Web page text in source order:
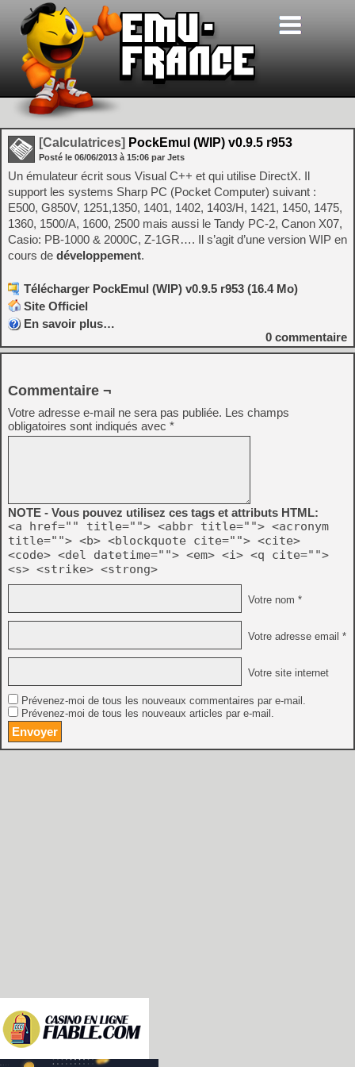
[Calculatrices] PockEmul (WIP) v0.9.5 r953
Posté le 06/06/2013 à 15:06 par Jets
Un émulateur écrit sous Visual C++ et qui utilise DirectX. Il
support les systems Sharp PC (Pocket Computer) suivant :
E500, G850V, 1251,1350, 1401, 1402, 1403/H, 1421, 1450, 1475,
1360, 1500/A, 1600, 2500 mais aussi le Tandy PC-2, Canon X07,
Casio: PB-1000 & 2000C, Z-1GR…. Il s’agit d’une version WIP en
cours de développement.
Télécharger PockEmul (WIP) v0.9.5 r953 (16.4 Mo)
Site Officiel
En savoir plus…
0 commentaire
Commentaire ¬
Votre adresse e-mail ne sera pas publiée. Les champs
obligatoires sont indiqués avec *
NOTE - Vous pouvez utilisez ces tags et attributs HTML:
<a href="" title=""> <abbr title=""> <acronym
title=""> <b> <blockquote cite=""> <cite>
<code> <del datetime=""> <em> <i> <q cite="">
<s> <strike> <strong>
Votre nom *
Votre adresse email *
Votre site internet
Prévenez-moi de tous les nouveaux commentaires par e-mail.
Prévenez-moi de tous les nouveaux articles par e-mail.